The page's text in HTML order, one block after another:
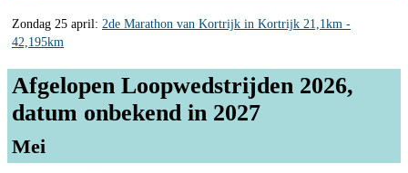
Zondag 25 april: 2de Marathon van Kortrijk in Kortrijk 21,1km -
42,195km
Afgelopen Loopwedstrijden 2026,
datum onbekend in 2027
Mei